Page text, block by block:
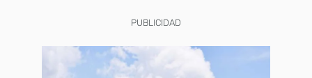
PUBLICIDAD